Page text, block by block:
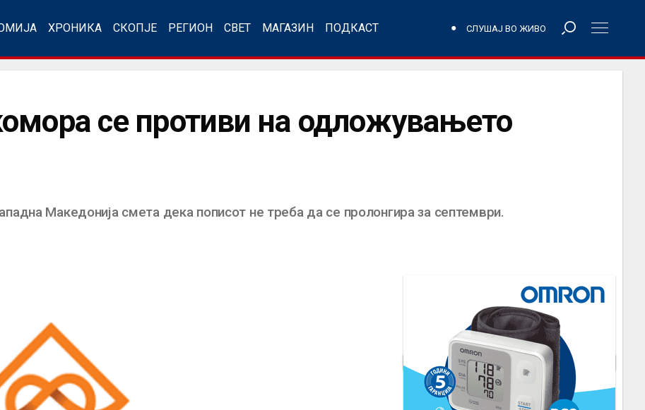
ХРОНИКА СКОПЈЕ РЕГИОН СВЕТ МАГАЗИН ПОДКАСТ СЛУШАЈ ВО ЖИВО
се противи на одложувањето
Македонија смета дека пописот не треба да се пролонгира за септември.